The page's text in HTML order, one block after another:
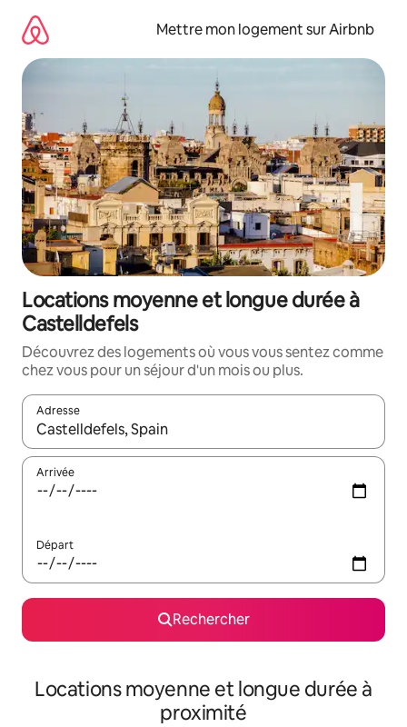
directement
contenu
Mettre mon logement sur Airbnb
Locations moyenne et longue durée à
Castelldefels
Découvrez des logements où vous vous sentez comme
chez vous pour un séjour d'un mois ou plus.
Adresse
Lorsque les résultats s'affichent, utilisez les flèches vers le
Arrivée
Départ
Rechercher
Locations moyenne et longue durée à
proximité